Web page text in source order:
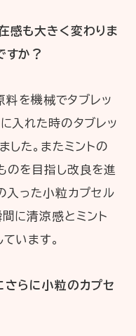
感も大きく変わりま
すか？
料を機械でタブレッ
入れた時のタブレッ
した。またミントの
のを目指し改良を進
入った小粒カプセル
に清涼感とミント
います。
らに小粒のカプセ